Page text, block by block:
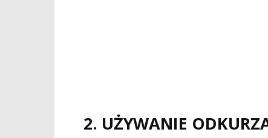
2. UŻYWANIE